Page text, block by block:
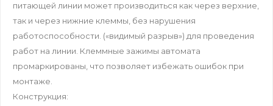
питающей линии может производиться как через верхние,
так и через нижние клеммы, без нарушения
работоспособности. («видимый разрыв») для проведения
работ на линии. Клеммные зажимы автомата
промаркированы, что позволяет избежать ошибок при
монтаже.
Конструкция: